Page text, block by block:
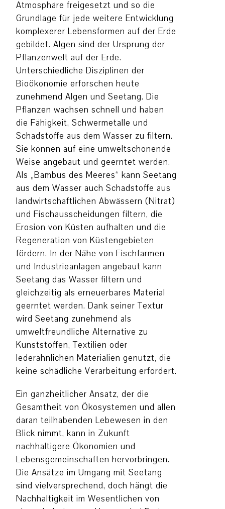
Atmosphäre freigesetzt und so die
Grundlage für jede weitere Entwicklung
komplexerer Lebensformen auf der Erde
gebildet. Algen sind der Ursprung der
Pflanzenwelt auf der Erde.
Unterschiedliche Disziplinen der
Bioökonomie erforschen heute
zunehmend Algen und Seetang. Die
Pflanzen wachsen schnell und haben
die Fähigkeit, Schwermetalle und
Schadstoffe aus dem Wasser zu filtern.
Sie können auf eine umweltschonende
Weise angebaut und geerntet werden.
Als „Bambus des Meeres“ kann Seetang
aus dem Wasser auch Schadstoffe aus
landwirtschaftlichen Abwässern (Nitrat)
und Fischausscheidungen filtern, die
Erosion von Küsten aufhalten und die
Regeneration von Küstengebieten
fördern. In der Nähe von Fischfarmen
und Industrieanlagen angebaut kann
Seetang das Wasser filtern und
gleichzeitig als erneuerbares Material
geerntet werden. Dank seiner Textur
wird Seetang zunehmend als
umweltfreundliche Alternative zu
Kunststoffen, Textilien oder
lederähnlichen Materialien genutzt, die
keine schädliche Verarbeitung erfordert.
Ein ganzheitlicher Ansatz, der die
Gesamtheit von Ökosystemen und allen
daran teilhabenden Lebewesen in den
Blick nimmt, kann in Zukunft
nachhaltigere Ökonomien und
Lebensgemeinschaften hervorbringen.
Die Ansätze im Umgang mit Seetang
sind vielversprechend, doch hängt die
Nachhaltigkeit im Wesentlichen von